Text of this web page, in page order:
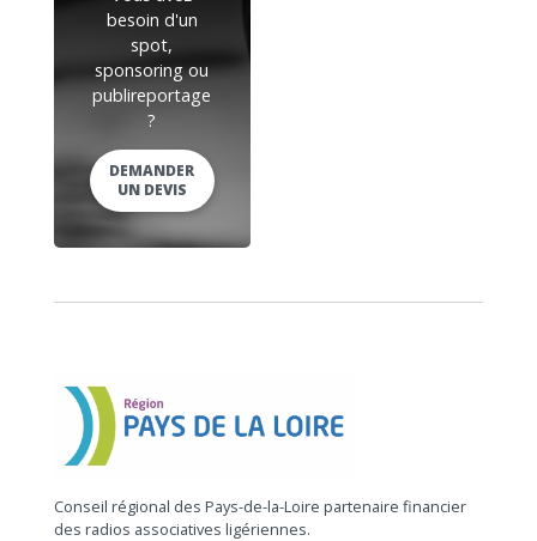
besoin d'un
spot,
sponsoring ou
publireportage
?
DEMANDER
UN DEVIS
Conseil régional des Pays-de-la-Loire partenaire financier
des radios associatives ligériennes.